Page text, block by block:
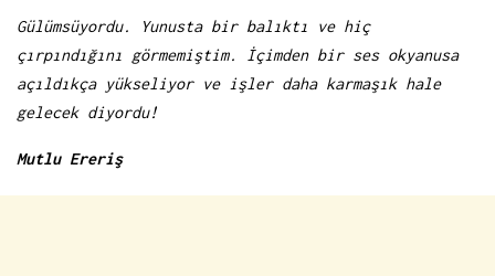
Gülümsüyordu. Yunusta bir balıktı ve hiç
çırpındığını görmemiştim. İçimden bir ses okyanusa
açıldıkça yükseliyor ve işler daha karmaşık hale
gelecek diyordu!
Mutlu Ereriş